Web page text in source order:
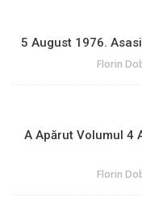
5 August 1976.
Florin
A Apărut Volumul 4
Florin